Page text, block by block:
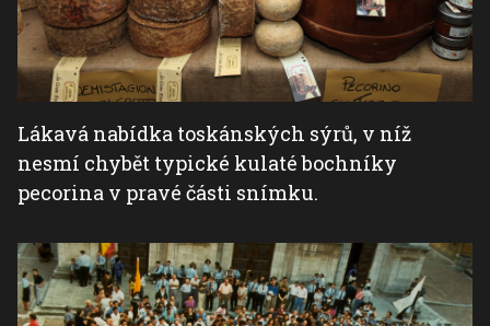
Lákavá nabídka toskánských sýrů, v níž
nesmí chybět typické kulaté bochníky
pecorina v pravé části snímku.